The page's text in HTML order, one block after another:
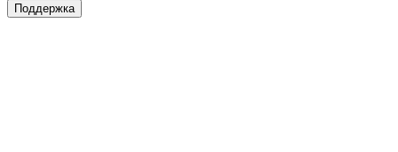
Поддержка